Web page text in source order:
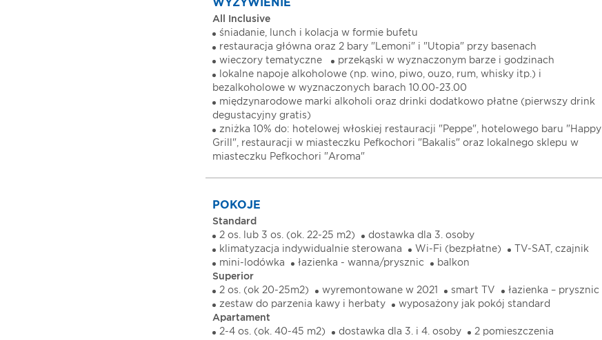
WYŻYWIENIE
All Inclusive
śniadanie, lunch i kolacja w formie bufetu
restauracja główna oraz 2 bary "Lemoni" i "Utopia" przy basenach
wieczory tematyczne
przekąski w wyznaczonym barze i godzinach
lokalne napoje alkoholowe (np. wino, piwo, ouzo, rum, whisky itp.) i
bezalkoholowe w wyznaczonych barach 10.00-23.00
międzynarodowe marki alkoholi oraz drinki dodatkowo płatne (pierwszy drink
degustacyjny gratis)
zniżka 10% do: hotelowej włoskiej restauracji "Peppe", hotelowego baru "Happy
Grill", restauracji w miasteczku Pefkochori "Bakalis" oraz lokalnego sklepu w
miasteczku Pefkochori "Aroma"
POKOJE
Standard
2 os. lub 3 os. (ok. 22-25 m2)
dostawka dla 3. osoby
klimatyzacja indywidualnie sterowana
Wi-Fi (bezpłatne)
TV-SAT, czajnik
mini-lodówka
łazienka - wanna/prysznic
balkon
Superior
2 os. (ok 20-25m2)
wyremontowane w 2021 smart TV
łazienka – prysznic
zestaw do parzenia kawy i herbaty
wyposażony jak pokój standard
Apartament
2-4 os. (ok. 40-45 m2)
dostawka dla 3. i 4. osoby
2 pomieszczenia